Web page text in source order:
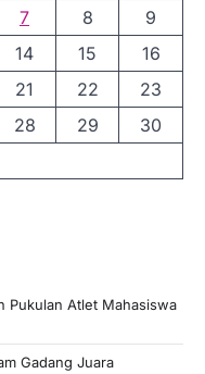
7 8
9
14 15
16
21 22
23
28 29
30
Pukulan Atlet Mahasiswa
Gadang Juara